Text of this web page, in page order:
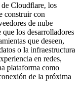
Cloudflare, los
construir con
de nube
que los desarrolladores
que deseen,
o la infraestructura
en redes,
plataforma como
de la próxima